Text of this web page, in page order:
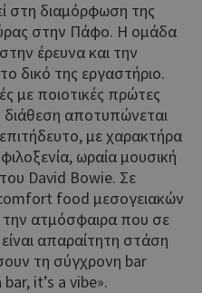
στη διαμόρφωση της
στην Πάφο. Η ομάδα
έρευνα και την
δικό της εργαστήριο.
με ποιοτικές πρώτες
διάθεση αποτυπώνεται
με χαρακτήρα
ωραία μουσική
David Bowie. Σε
food μεσογειακών
την ατμόσφαιρα που σε
απαραίτητη στάση
τη σύγχρονη bar
it’s a vibe».